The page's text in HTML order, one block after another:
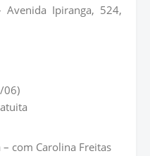
Avenida Ipiranga, 524,
06)
com Carolina Freitas